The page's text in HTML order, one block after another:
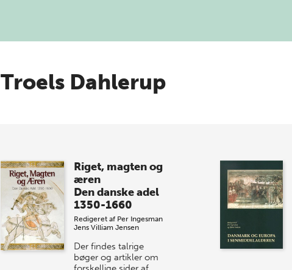
Troels Dahlerup
Riget, magten og
æren
Den danske adel
1350-1660
Redigeret af Per Ingesman
Jens Villiam Jensen
Der findes talrige
bøger og artikler om